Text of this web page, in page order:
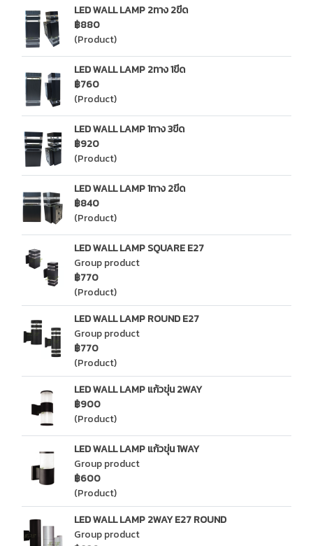
LED WALL LAMP 2ทาง 2ขีด
฿880
(Product)
LED WALL LAMP 2ทาง 1ขีด
฿760
(Product)
LED WALL LAMP 1ทาง 3ขีด
฿920
(Product)
LED WALL LAMP 1ทาง 2ขีด
฿840
(Product)
LED WALL LAMP SQUARE E27
Group product
฿770
(Product)
LED WALL LAMP ROUND E27
Group product
฿770
(Product)
LED WALL LAMP แก้วขุ่น 2WAY
฿900
(Product)
LED WALL LAMP แก้วขุ่น 1WAY
Group product
฿600
(Product)
LED WALL LAMP 2WAY E27 ROUND
Group product